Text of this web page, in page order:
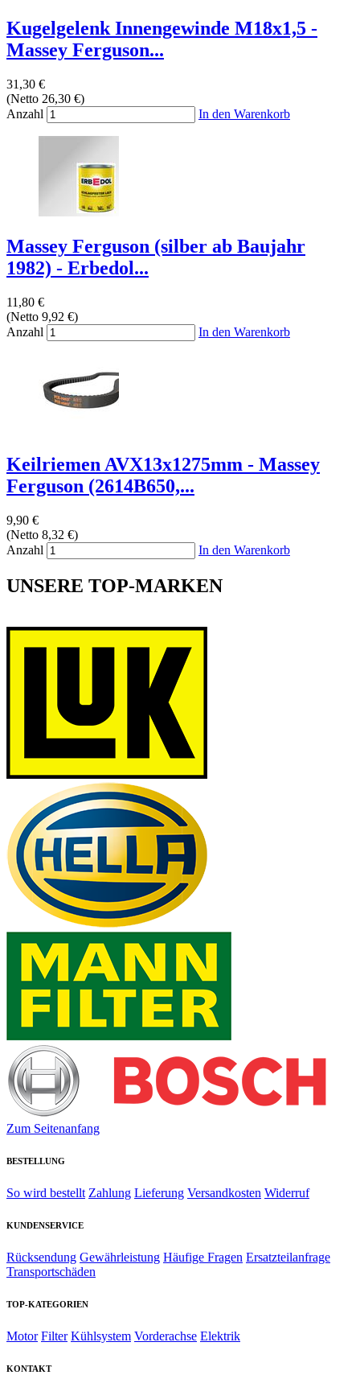
Kugelgelenk Innengewinde M18x1,5 -
Massey Ferguson...
31,30 €
(Netto 26,30 €)
Anzahl
In den Warenkorb
Massey Ferguson (silber ab Baujahr
1982) - Erbedol...
11,80 €
(Netto 9,92 €)
Anzahl
In den Warenkorb
Keilriemen AVX13x1275mm - Massey
Ferguson (2614B650,...
9,90 €
(Netto 8,32 €)
Anzahl
In den Warenkorb
UNSERE TOP-MARKEN
Zum Seitenanfang
BESTELLUNG
So wird bestellt Zahlung Lieferung Versandkosten Widerruf
KUNDENSERVICE
Rücksendung Gewährleistung Häufige Fragen Ersatzteilanfrage
Transportschäden
TOP-KATEGORIEN
Motor Filter Kühlsystem Vorderachse Elektrik
KONTAKT